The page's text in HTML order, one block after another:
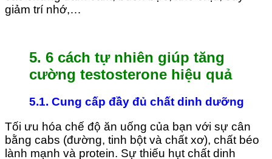
giảm trí nhớ,…
5. 6 cách tự nhiên giúp tăng
cường testosterone hiệu quả
5.1. Cung cấp đầy đủ chất dinh dưỡng
Tối ưu hóa chế độ ăn uống của bạn với sự cân
bằng cabs (đường, tinh bột và chất xơ), chất béo
lành mạnh và protein. Sự thiếu hụt chất dinh